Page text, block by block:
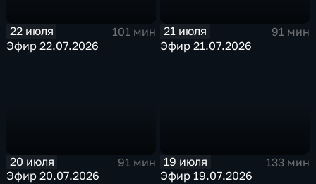
22 июля
101 мин
Эфир 22.07.2026
21 июля
91 мин
Эфир 21.07.2026
20 июля
91 мин
Эфир 20.07.2026
19 июля
133 мин
Эфир 19.07.2026